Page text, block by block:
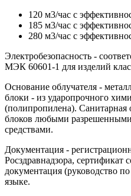
120 м3/час с
185 м3/час с
280 м3/час с
Электробезопасность -
МЭК 60601-1 для изделий
Основание облучателя -
блоки - из ударопрочного
(полипропилена). Санитарная
блоков любыми
средствами.
Документация -
Росздравнадзора, сертификат
документация (руководство
языке.